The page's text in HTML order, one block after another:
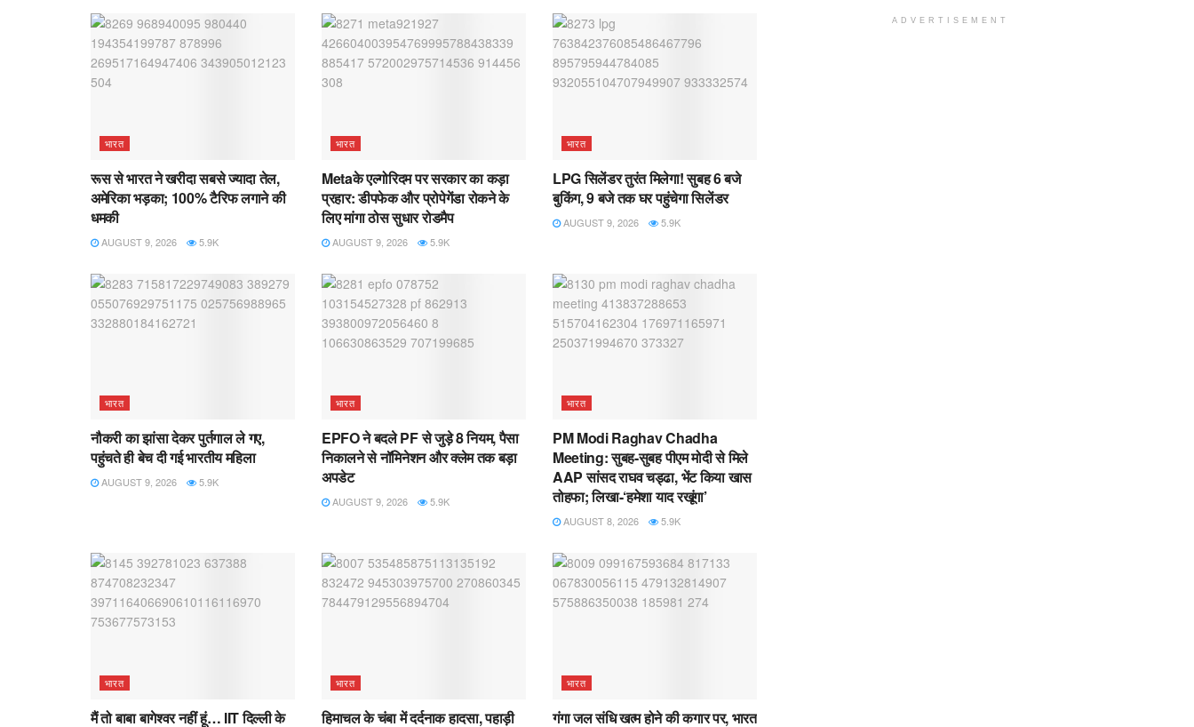
भारत
रूस से भारत ने खरीदा सबसे ज्यादा तेल,
अमेरिका भड़का; 100% टैरिफ लगाने की
धमकी
AUGUST 9, 2026 5.9K
भारत
Metaके एल्गोरिदम पर सरकार का कड़ा
प्रहार: डीपफेक और प्रोपेगेंडा रोकने के
लिए मांगा ठोस सुधार रोडमैप
AUGUST 9, 2026 5.9K
भारत
LPG सिलेंडर तुरंत मिलेगा! सुबह 6 बजे
बुकिंग, 9 बजे तक घर पहुंचेगा सिलेंडर
AUGUST 9, 2026 5.9K
भारत
नौकरी का झांसा देकर पुर्तगाल ले गए,
पहुंचते ही बेच दी गई भारतीय महिला
AUGUST 9, 2026 5.9K
भारत
EPFO ने बदले PF से जुड़े 8 नियम, पैसा
निकालने से नॉमिनेशन और क्लेम तक बड़ा
अपडेट
AUGUST 9, 2026 5.9K
भारत
PM Modi Raghav Chadha
Meeting: सुबह-सुबह पीएम मोदी से मिले
AAP सांसद राघव चड्ढा, भेंट किया खास
तोहफा; लिखा-‘हमेशा याद रखूंगा’
AUGUST 8, 2026 5.9K
भारत
मैं तो बाबा बागेश्वर नहीं हूं… IIT दिल्ली के
भारत
हिमाचल के चंबा में दर्दनाक हादसा, पहाड़ी
भारत
गंगा जल संधि खत्म होने की कगार पर, भारत
ADVERTISEMENT